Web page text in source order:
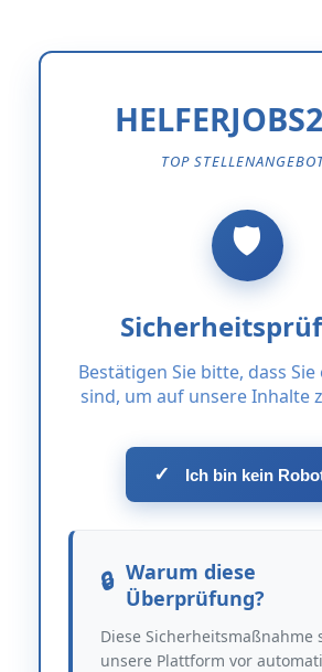
TOP
Bestätigen Sie bitte, dass
sind, um auf unsere Inhalte
✓ Ich bin kein
Warum diese
Überprüfung?
Diese Sicherheitsmaßnahme
unsere Plattform vor